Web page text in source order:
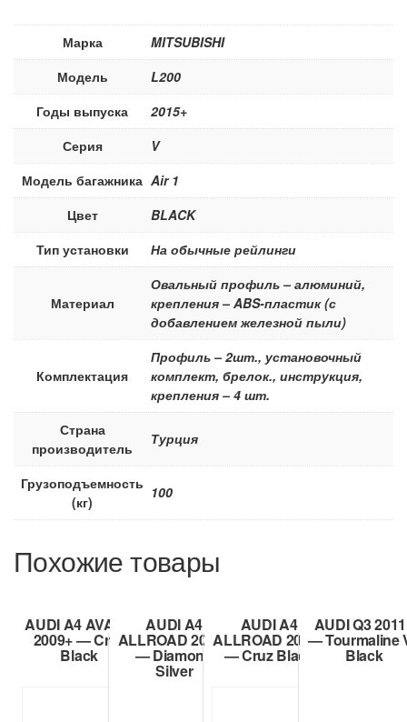
Марка
MITSUBISHI
Модель
L200
Годы выпуска
2015+
Серия
V
Модель багажника Air 1
Цвет
BLACK
Тип установки
На обычные рейлинги
Материал
Овальный профиль – алюминий,
крепления – ABS-пластик (с
добавлением железной пыли)
Комплектация
Профиль – 2шт., установочный
комплект, брелок., инструкция,
крепления – 4 шт.
Страна
производитель
Турция
Грузоподъемность
(кг)
100
Похожие товары
AUDI A4 AVANT
2009+ — Cruz
Black
AUDI A4
ALLROAD 2009+
— Diamond
Silver
AUDI A4
ALLROAD 2009+
— Cruz Black
AUDI Q3
— Tourmaline
Black